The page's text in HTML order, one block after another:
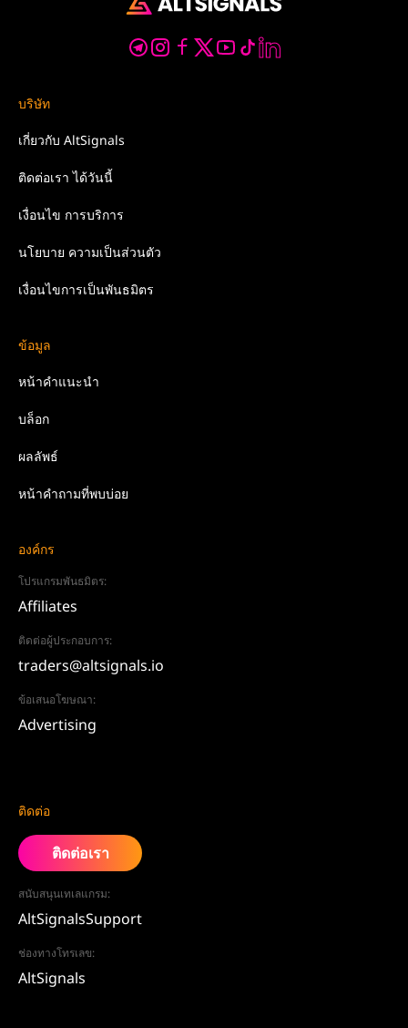
บริษัท
เกี่ยวกับ AltSignals
ติดต่อเราได้วันนี้
เงื่อนไข การบริการ
นโยบาย ความเป็นส่วนตัว
เงื่อนไขการเป็นพันธมิตร
ข้อมูล
หน้าคำแนะนำ
บล็อก
ผลลัพธ์
หน้าคำถามที่พบบ่อย
องค์กร
โปรแกรมพันธมิตร:
Affiliates
ติดต่อผู้ประกอบการ:
traders@altsignals.io
ข้อเสนอโฆษณา:
Advertising
ติดต่อ
ติดต่อเรา
สนับสนุนเทเลแกรม:
AltSignalsSupport
ช่องทางโทรเลข:
AltSignals